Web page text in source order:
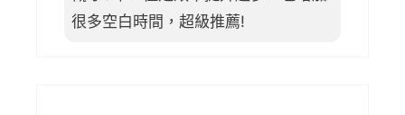
很多空白時間，超級推薦!